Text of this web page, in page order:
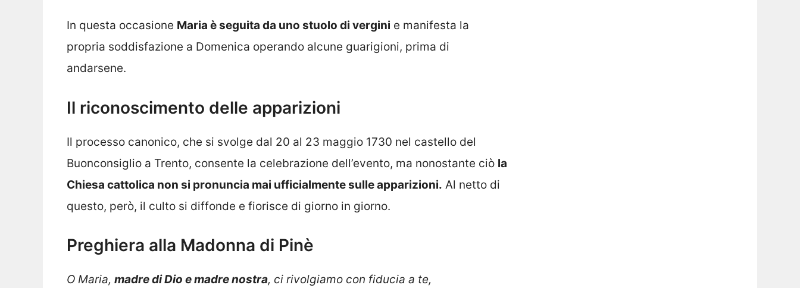
In questa occasione Maria è seguita da uno stuolo di vergini e manifesta la
propria soddisfazione a Domenica operando alcune guarigioni, prima di
andarsene.
Il riconoscimento delle apparizioni
Il processo canonico, che si svolge dal 20 al 23 maggio 1730 nel castello del
Buonconsiglio a Trento, consente la celebrazione dell’evento, ma nonostante ciò la
Chiesa cattolica non si pronuncia mai ufficialmente sulle apparizioni. Al netto di
questo, però, il culto si diffonde e fiorisce di giorno in giorno.
Preghiera alla Madonna di Pinè
O Maria, madre di Dio e madre nostra, ci rivolgiamo con fiducia a te,